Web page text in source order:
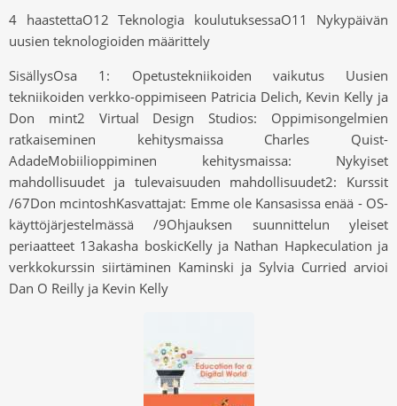
4 haastettaO12 Teknologia koulutuksessaO11 Nykypäivän
uusien teknologioiden määrittely
SisällysOsa 1: Opetustekniikoiden vaikutus Uusien
tekniikoiden verkko-oppimiseen Patricia Delich, Kevin Kelly ja
Don mint2 Virtual Design Studios: Oppimisongelmien
ratkaiseminen kehitysmaissa Charles Quist-
AdadeMobiilioppiminen kehitysmaissa: Nykyiset
mahdollisuudet ja tulevaisuuden mahdollisuudet2: Kurssit
/67Don mcintoshKasvattajat: Emme ole Kansasissa enää - OS-
käyttöjärjestelmässä /9Ohjauksen suunnittelun yleiset
periaatteet 13akasha boskicKelly ja Nathan Hapkeculation ja
verkkokurssin siirtäminen Kaminski ja Sylvia Curried arvioi
Dan O Reilly ja Kevin Kelly